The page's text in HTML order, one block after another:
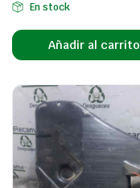
En stock
Añadir al carrito